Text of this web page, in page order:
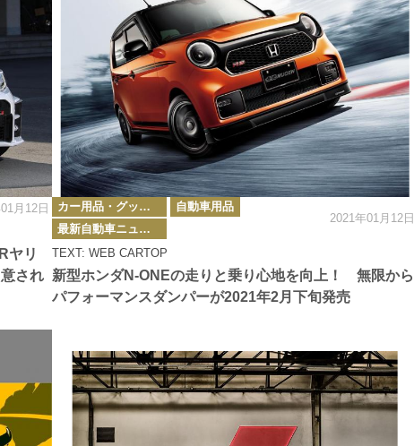
ヤリ
され
月12日
新型ホンダN-ONEの走りと乗り心地を向上！ 無限から
パフォーマンスダンパーが2021年2月下旬発売
TEXT: WEB CARTOP
カ
テ
ゴ
リ
ー
カー用品・グッズ情報
自動車用品
最新自動車ニュース
2021年01月12日